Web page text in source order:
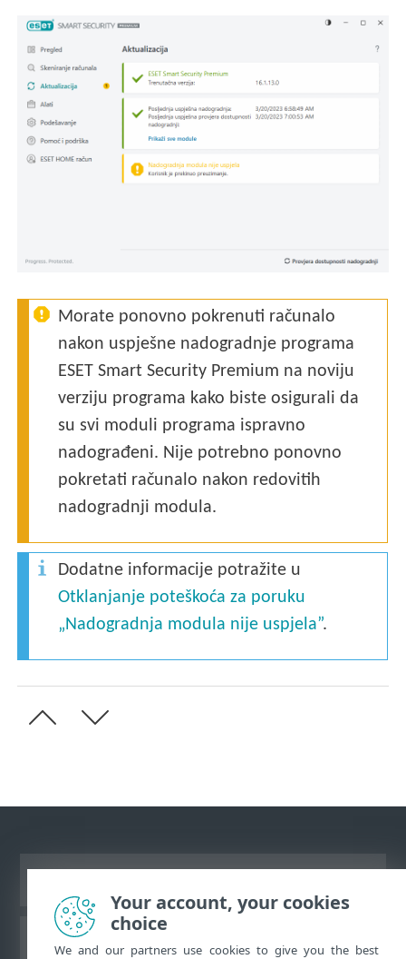
Morate ponovno pokrenuti računalo
nakon uspješne nadogradnje programa
ESET Smart Security Premium na noviju
verziju programa kako biste osigurali da
su svi moduli programa ispravno
nadograđeni. Nije potrebno ponovno
pokretati računalo nakon redovitih
nadogradnji modula.
Dodatne informacije potražite u
Otklanjanje poteškoća za poruku
„Nadogradnja modula nije uspjela”.
ESET-ova baza znanja
Your account, your cookies
choice
We and our partners use cookies to give you the best